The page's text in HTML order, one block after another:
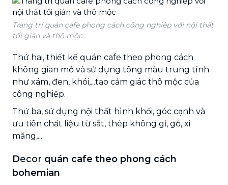
Trang trí quán cafe phong cách công nghiệp với nội thất
tối giản và thô mộc
Thứ hai, thiết kế quán cafe theo phong cách
không gian mở và sử dụng tông màu trung tính
như xám, đen, khói,...tạo cảm giác thô mộc của
công nghiệp.
Thứ ba, sử dụng nội thất hình khối, góc cạnh và
ưu tiên chất liệu từ sắt, thép không gỉ, gỗ, xi
măng,...
Decor quán cafe theo phong cách
bohemian